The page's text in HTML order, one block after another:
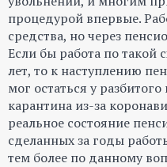
процедурой впервые.
средства, но через
Если бы работа по такой
лет, то к наступлению
мог остаться у
карантина из-за
реальное состояние
сделанных за годы
тем более по данному